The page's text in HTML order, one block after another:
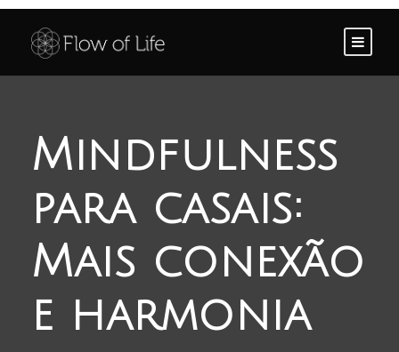
Mindfulness
para casais:
Mais conexão
e harmonia